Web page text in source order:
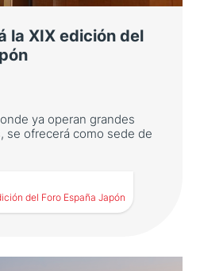
la XIX edición del
ya operan grandes
se ofrecerá como sede de
del Foro España Japón